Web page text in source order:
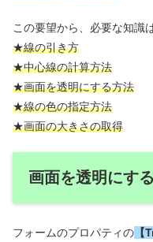
この要望から、必要な知識
★線の引き方
★中心線の計算方法
★画面を透明にする方法
★線の色の指定方法
★画面の大きさの取得
画面を透明にす
フォームのプロパティの 【